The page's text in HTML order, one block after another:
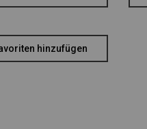
hinzufügen